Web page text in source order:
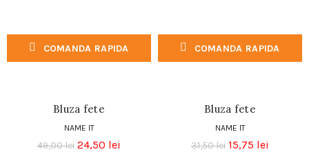
COMANDA RAPIDA
Bluza fete
NAME IT
49,00lei 24,50 lei
COMANDA RAPIDA
Bluza fete
NAME IT
31,50lei 15,75 lei